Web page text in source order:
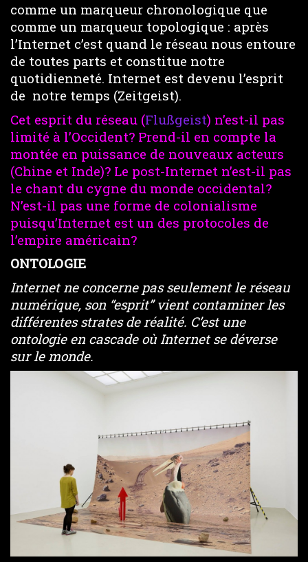
comme un marqueur chronologique que
comme un marqueur topologique : après
l’Internet c’est quand le réseau nous entoure
de toutes parts et constitue notre
quotidienneté. Internet est devenu l’esprit
de notre temps (Zeitgeist).
Cet esprit du réseau (Flußgeist) n’est-il pas
limité à l’Occident? Prend-il en compte la
montée en puissance de nouveaux acteurs
(Chine et Inde)? Le post-Internet n’est-il pas
le chant du cygne du monde occidental?
N’est-il pas une forme de colonialisme
puisqu’Internet est un des protocoles de
l’empire américain?
ONTOLOGIE
Internet ne concerne pas seulement le réseau
numérique, son “esprit” vient contaminer les
différentes strates de réalité. C’est une
ontologie en cascade où Internet se déverse
sur le monde.